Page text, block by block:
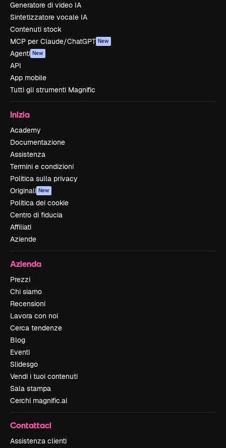
Generatore di video IA
Sintetizzatore vocale IA
Contenuti stock
MCP per Claude/ChatGPT New
Agenti New
API
App mobile
Tutti gli strumenti Magnific
Inizia
Academy
Documentazione
Assistenza
Termini e condizioni
Politica sulla privacy
Originali New
Politica dei cookie
Centro di fiducia
Affiliati
Aziende
Azienda
Prezzi
Chi siamo
Recensioni
Lavora con noi
Cerca tendenze
Blog
Eventi
Slidesgo
Vendi i tuoi contenuti
Sala stampa
Cerchi magnific.ai
Contattaci
Assistenza clienti